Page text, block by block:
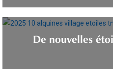
De nouvelles